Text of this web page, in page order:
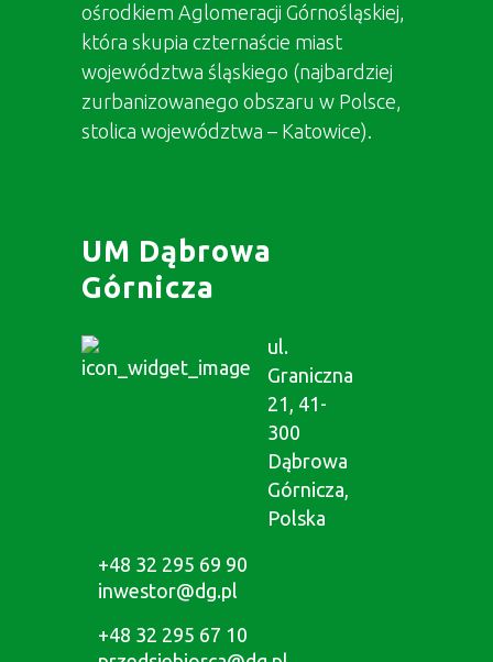
ośrodkiem Aglomeracji Górnośląskiej,
która skupia czternaście miast
województwa śląskiego (najbardziej
zurbanizowanego obszaru w Polsce,
stolica województwa – Katowice).
UM Dąbrowa
Górnicza
ul.
Graniczna
21, 41-
300
Dąbrowa
Górnicza,
Polska
+48 32 295 69 90
inwestor@dg.pl
+48 32 295 67 10